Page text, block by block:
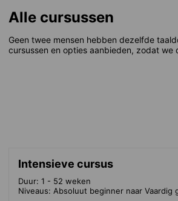
Alle cursussen
Geen twee mensen hebben dezelfde
cursussen en opties aanbieden, zodat
Intensieve cursus
Duur: 1 - 52 weken
Niveaus: Absoluut beginner naar Vaardig